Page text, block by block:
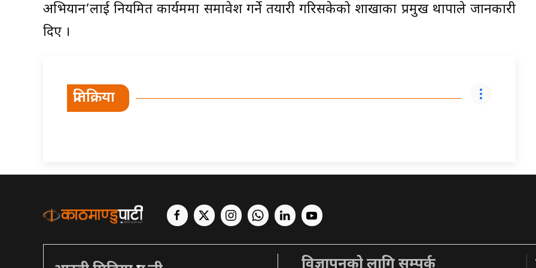
अभियान’लाई नियमित कार्यक्रममा समावेश गर्ने तयारी गरिसकेको शाखाका प्रमुख थापाले जानकारी
दिए ।
प्रतिक्रिया